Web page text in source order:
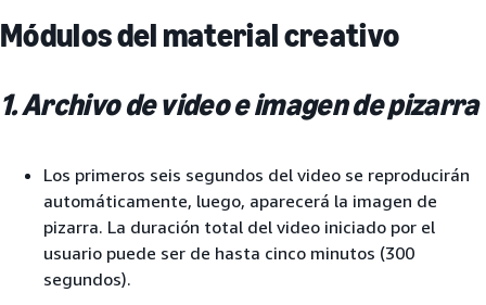
Módulos del material creativo
1. Archivo de video e imagen de pizarra
Los primeros seis segundos del video se reproducirán
automáticamente, luego, aparecerá la imagen de
pizarra. La duración total del video iniciado por el
usuario puede ser de hasta cinco minutos (300
segundos).